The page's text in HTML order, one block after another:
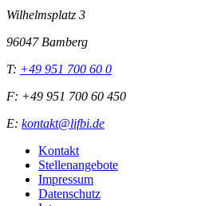
Wilhelmsplatz 3
96047 Bamberg
T: +49 951 700 60 0
F: +49 951 700 60 450
E: kontakt@lifbi.de
Kontakt
Stellenangebote
Impressum
Datenschutz